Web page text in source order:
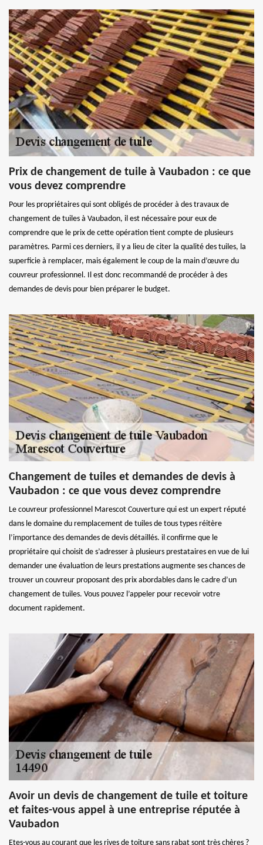
Prix de changement de tuile à Vaubadon : ce que
vous devez comprendre
Pour les propriétaires qui sont obligés de procéder à des travaux de
changement de tuiles à Vaubadon, il est nécessaire pour eux de
comprendre que le prix de cette opération tient compte de plusieurs
paramètres. Parmi ces derniers, il y a lieu de citer la qualité des tuiles, la
superficie à remplacer, mais également le coup de la main d’œuvre du
couvreur professionnel. Il est donc recommandé de procéder à des
demandes de devis pour bien préparer le budget.
Changement de tuiles et demandes de devis à
Vaubadon : ce que vous devez comprendre
Le couvreur professionnel Marescot Couverture qui est un expert réputé
dans le domaine du remplacement de tuiles de tous types réitère
l’importance des demandes de devis détaillés. il confirme que le
propriétaire qui choisit de s’adresser à plusieurs prestataires en vue de lui
demander une évaluation de leurs prestations augmente ses chances de
trouver un couvreur proposant des prix abordables dans le cadre d’un
changement de tuiles. Vous pouvez l’appeler pour recevoir votre
document rapidement.
Avoir un devis de changement de tuile et toiture
et faites-vous appel à une entreprise réputée à
Vaubadon
Etes-vous au courant que les rives de toiture sans rabat sont très chères ?